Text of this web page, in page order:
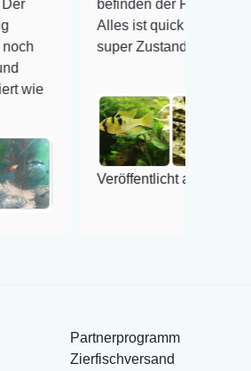
befinden der Fische einwandfrei.
Alles ist quick lebendig und im
super Zustand. Gerne wieder 😃
Veröffentlicht auf Google
Partnerprogramm
Zierfischversand